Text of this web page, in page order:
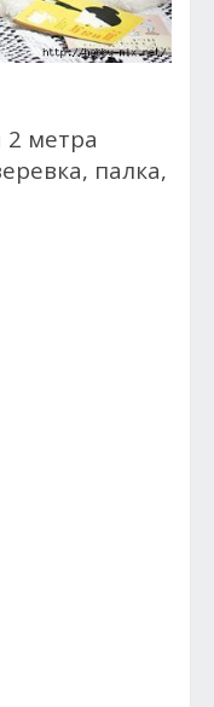
2 метра
палка,